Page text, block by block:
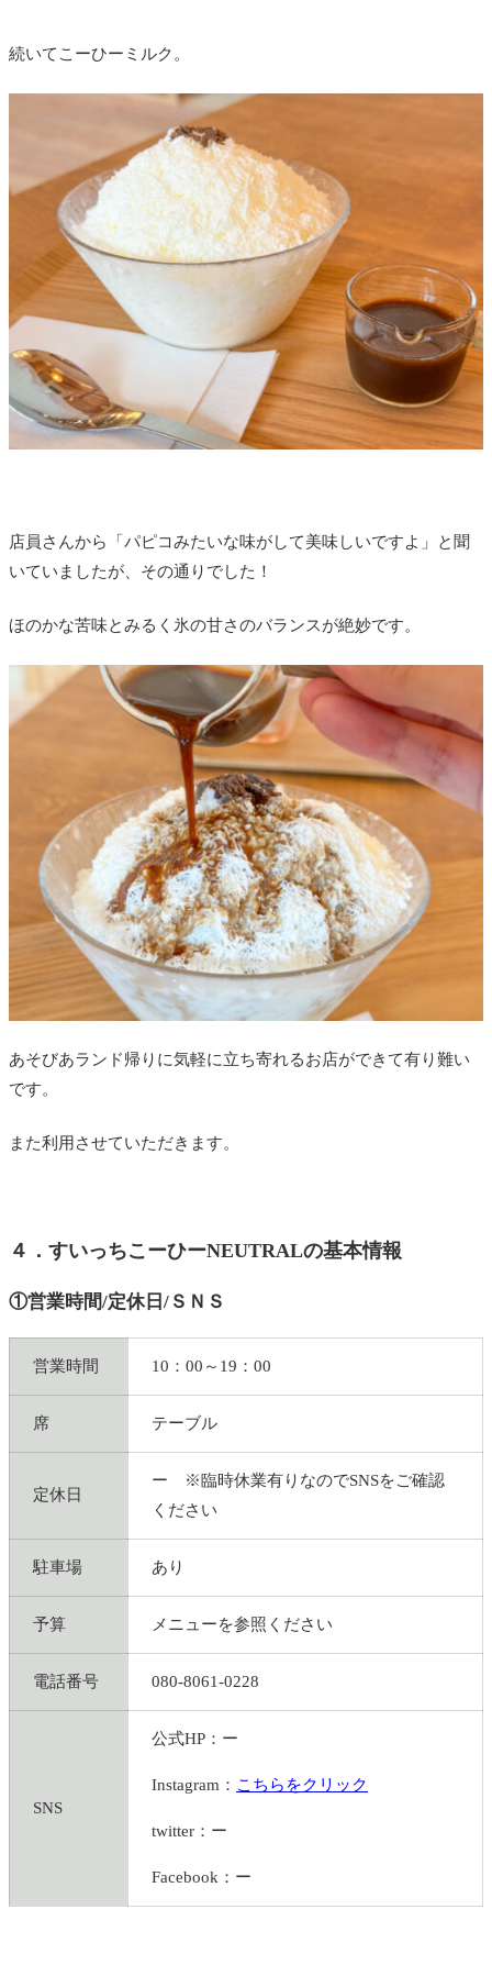
続いてこーひーミルク。
店員さんから「パピコみたいな味がして美味しいですよ」と聞
いていましたが、その通りでした！
ほのかな苦味とみるく氷の甘さのバランスが絶妙です。
あそびあランド帰りに気軽に立ち寄れるお店ができて有り難い
です。
また利用させていただきます。
４．すいっちこーひーNEUTRALの基本情報
①営業時間/定休日/ＳＮＳ
営業時間 10：00～19：00
席 テーブル
定休日
ー ※臨時休業有りなのでSNSをご確認
ください
駐車場 あり
予算 メニューを参照ください
電話番号 080-8061-0228
SNS
公式HP：ー
Instagram： こちらをクリック
twitter：ー
Facebook：ー